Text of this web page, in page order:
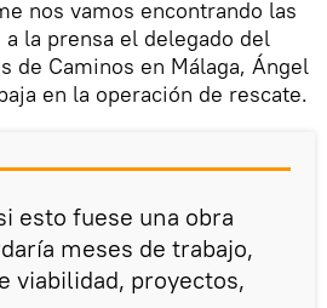
nos vamos encontrando las
la prensa el delegado del
de Caminos en Málaga, Ángel
en la operación de rescate.
esto fuese una obra
meses de trabajo,
viabilidad, proyectos,